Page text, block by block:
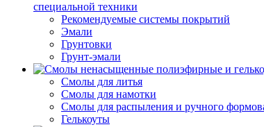
специальной техники
Рекомендуемые системы покрытий
Эмали
Грунтовки
Грунт-эмали
Смолы для литья
Смолы для намотки
Смолы для распыления и ручного
Гелькоуты